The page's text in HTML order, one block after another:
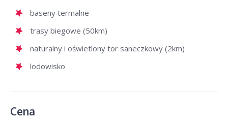
baseny termalne
trasy biegowe (50km)
naturalny i oświetlony tor saneczkowy (2km)
lodowisko
Cena